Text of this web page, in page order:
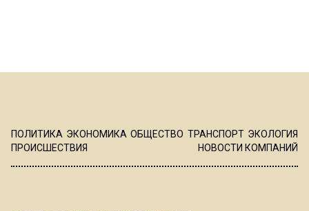
ПОЛИТИКА ЭКОНОМИКА ОБЩЕСТВО ТРАНСПОРТ ЭКОЛОГИЯ
ПРОИСШЕСТВИЯ
НОВОСТИ КОМПАНИЙ